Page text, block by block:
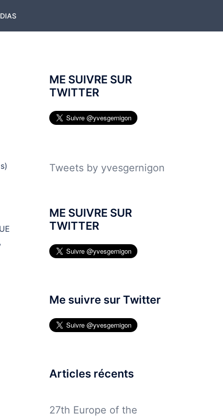
ME SUIVRE SUR
TWITTER
Tweets by yvesgernigon
ME SUIVRE SUR
TWITTER
Me suivre sur Twitter
Articles récents
27th Europe of the